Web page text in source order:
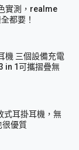
實測，realme
都要！
機 三個設備充電
in 1可攜摺疊無
式耳掛耳機，無
很優質